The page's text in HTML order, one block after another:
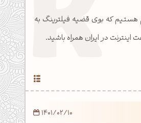
هستیم که بوی قضیه فیلترینگ به
در ایران همراه باشید.
1401/02/10